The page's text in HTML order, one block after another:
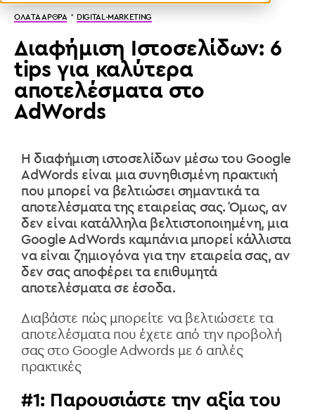
ΟΛΑ ΤΑ ΑΡΘΡΑ· DIGITAL-MARKETING
Διαφήμιση Ιστοσελίδων: 6
tips για καλύτερα
αποτελέσματα στο
AdWords
Η διαφήμιση ιστοσελίδων μέσω του Google
AdWords είναι μια συνηθισμένη πρακτική
που μπορεί να βελτιώσει σημαντικά τα
αποτελέσματα της εταιρείας σας. Όμως, αν
δεν είναι κατάλληλα βελτιστοποιημένη, μια
Google AdWords καμπάνια μπορεί κάλλιστα
να είναι ζημιογόνα για την εταιρεία σας, αν
δεν σας αποφέρει τα επιθυμητά
αποτελέσματα σε έσοδα.
Διαβάστε πώς μπορείτε να βελτιώσετε τα
αποτελέσματα που έχετε από την προβολή
σας στο Google Adwords με 6 απλές
πρακτικές
#1: Παρουσιάστε την αξία του